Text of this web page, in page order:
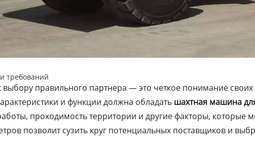
требований
правильного партнера — это четкое понимание
и функции должна обладать шахтная машина
проходимость территории и другие факторы, которые
позволит сузить круг потенциальных поставщиков и